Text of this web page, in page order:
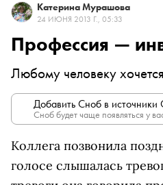
Катерина Мурашова
24 ИЮНЯ 2013 Г., 05:33
Профессия —
Любому человеку
Добавить Сноб в источники
Сноб будет чаще появляться у
Коллега позвонила
голосе слышалась